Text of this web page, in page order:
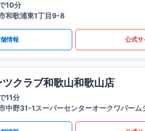
10分
和歌浦東1丁目9-8
情報 公式サ
クラブ和歌山和歌山店
11分
中野31-1スーパーセンターオークワパーム